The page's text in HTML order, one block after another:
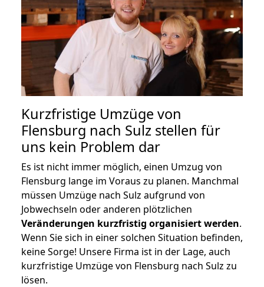
Kurzfristige Umzüge von
Flensburg nach Sulz stellen für
uns kein Problem dar
Es ist nicht immer möglich, einen Umzug von
Flensburg lange im Voraus zu planen. Manchmal
müssen Umzüge nach Sulz aufgrund von
Jobwechseln oder anderen plötzlichen
Veränderungen kurzfristig organisiert werden.
Wenn Sie sich in einer solchen Situation befinden,
keine Sorge! Unsere Firma ist in der Lage, auch
kurzfristige Umzüge von Flensburg nach Sulz zu
lösen.